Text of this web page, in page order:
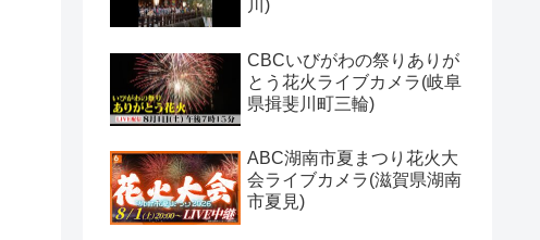
川)
CBCいびがわの祭りありが
とう花火ライブカメラ(岐阜
県揖斐川町三輪)
ABC湖南市夏まつり花火大
会ライブカメラ(滋賀県湖南
市夏見)